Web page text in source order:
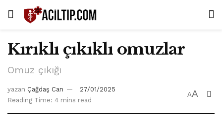
Kırıklı çıkıklı omuzlar
Omuz çıkığı
yazan Çağdaş Can
27/01/2025
Reading Time: 4 mins read
AA